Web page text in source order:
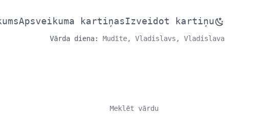
Apsveikuma kartiņasIzveidot kartiņu
Vārda diena: Mudīte, Vladislavs, Vladislava